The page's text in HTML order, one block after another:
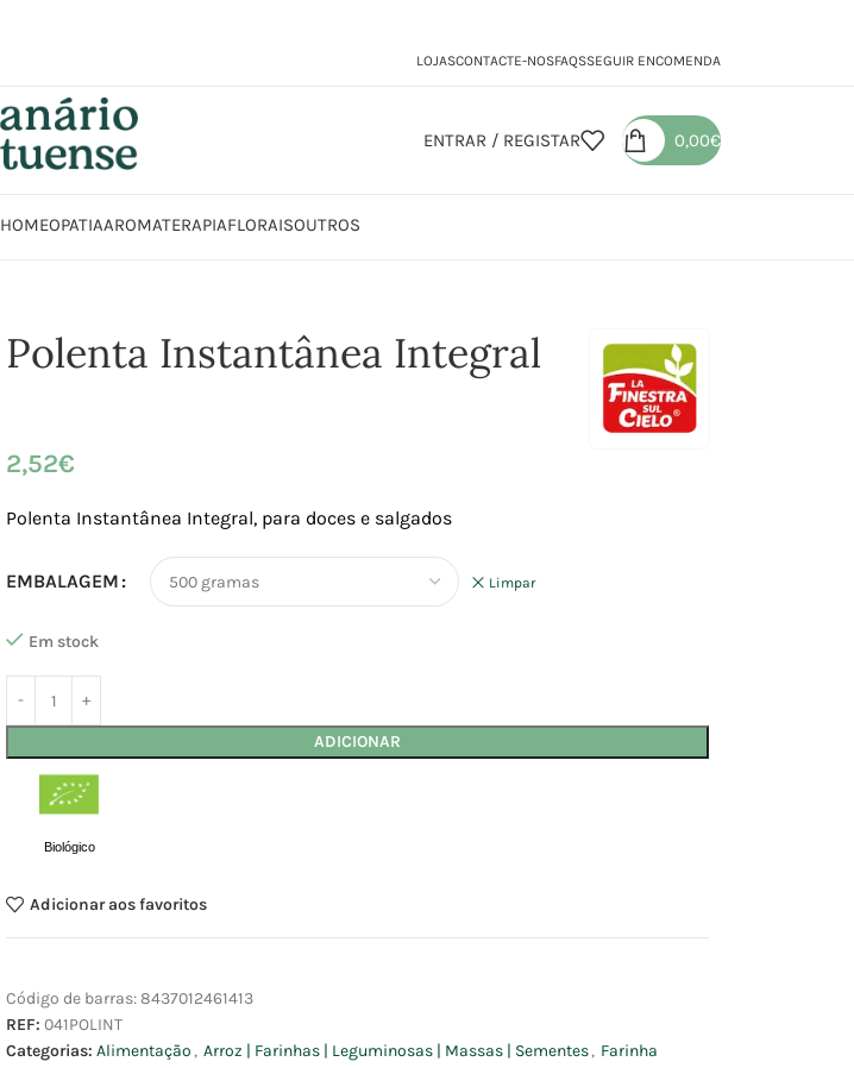
LOJASCONTACTE-NOSFAQSSEGUIR ENCOMENDA
ENTRAR / REGISTAR 0,00€
HOMEOPATIAAROMATERAPIAFLORAISOUTROS
Polenta Instantânea Integral
2,52€
Polenta Instantânea Integral, para doces e salgados
EMBALAGEM Limpar
Em stock
ADICIONAR
Biológico
Adicionar aos favoritos
Código de barras:8437012461413
REF: 041POLINT
Categorias: Alimentação , Arroz | Farinhas | Leguminosas | Massas | Sementes, Farinha